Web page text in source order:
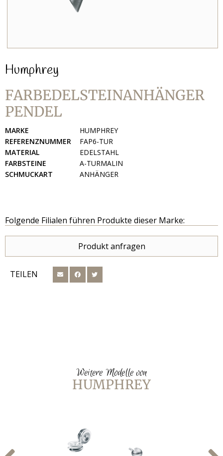
Humphrey
FARBEDELSTEINANHÄNGER
PENDEL
MARKE
HUMPHREY
REFERENZNUMMER
FAP6-TUR
MATERIAL
EDELSTAHL
FARBSTEINE
A-TURMALIN
SCHMUCKART
ANHÄNGER
Folgende Filialen führen Produkte dieser Marke:
Produkt anfragen
TEILEN
Weitere Modelle von
HUMPHREY